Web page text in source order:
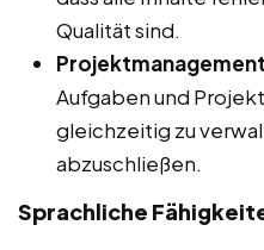
Qualität sind.
Projektmanagement
Aufgaben und
gleichzeitig zu
abzuschließen.
Sprachliche